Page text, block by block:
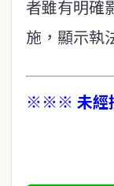
者雖有明確
施，顯示執
※※※ 未經